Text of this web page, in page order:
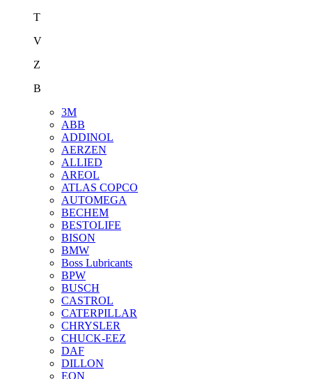
T
V
Z
В
3M
ABB
ADDINOL
AERZEN
ALLIED
AREOL
ATLAS COPCO
AUTOMEGA
BECHEM
BESTOLIFE
BISON
BMW
Boss Lubricants
BPW
BUSCH
CASTROL
CATERPILLAR
CHRYSLER
CHUCK-EEZ
DAF
DILLON
EON